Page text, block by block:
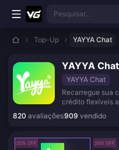
Ir para o conteúdo principal
Pesquisar...
Top-Up YAYYA Chat
YAYYA Chat
YAYYA Chat
Recarregue sua
crédito flexíveis
seguro.
820 avaliações909 vendido
20% OFF 20% OFF